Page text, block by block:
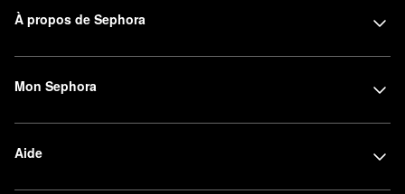
À propos de Sephora
Mon Sephora
Aide